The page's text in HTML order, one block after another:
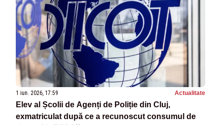
1 iun. 2026, 17:59 Actualitate
Elev al Școlii de Agenți de Poliție din Cluj,
exmatriculat după ce a recunoscut consumul de